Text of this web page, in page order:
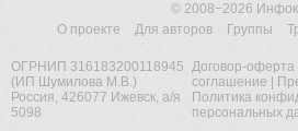
© 2008−2026
О проекте
Для авторов Группы
ОГРНИП 316183200118945
(ИП Шумилова М.В.)
Россия, 426077 Ижевск, а/я
5098
Договор-оферта|
соглашение
Политика
персональных